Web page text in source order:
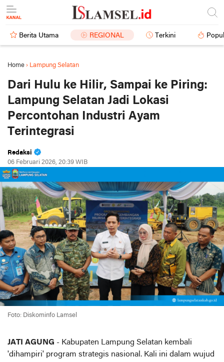
Berita Utama REGIONAL Terkini
Home › Lampung Selatan
Dari Hulu ke Hilir, Sampai ke Piring:
Lampung Selatan Jadi Lokasi
Percontohan Industri Ayam
Terintegrasi
Redaksi
06 Februari 2026, 20:39 WIB
Foto: Diskominfo Lamsel
JATI AGUNG - Kabupaten Lampung Selatan kembali
'dihampiri' program strategis nasional. Kali ini dalam wujud